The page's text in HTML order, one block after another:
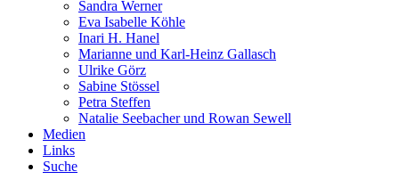
Sandra Werner
Eva Isabelle Köhle
Inari H. Hanel
Marianne und Karl-Heinz Gallasch
Ulrike Görz
Sabine Stössel
Petra Steffen
Natalie Seebacher und Rowan Sewell
Medien
Links
Suche